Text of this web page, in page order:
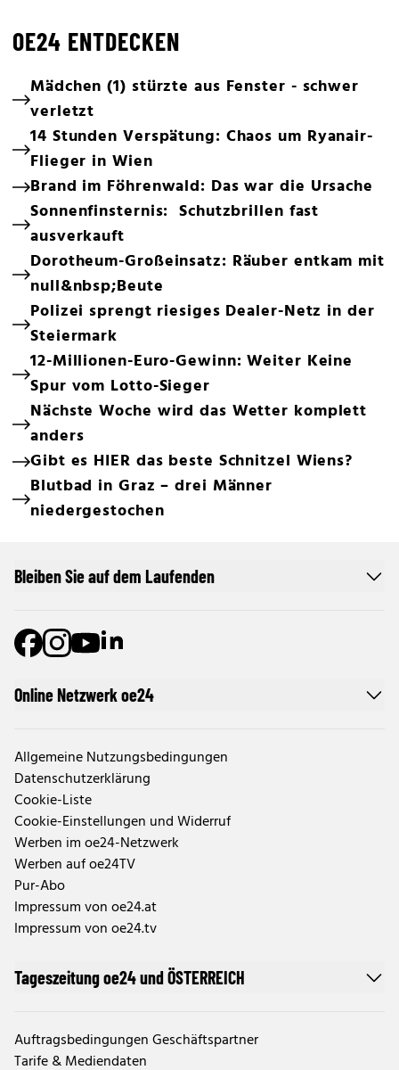
OE24 ENTDECKEN
Mädchen (1) stürzte aus Fenster - schwer
verletzt
14 Stunden Verspätung: Chaos um Ryanair-
Flieger in Wien
Brand im Föhrenwald: Das war die Ursache
Sonnenfinsternis: Schutzbrillen fast
ausverkauft
Dorotheum-Großeinsatz: Räuber entkam mit
null&nbsp;Beute
Polizei sprengt riesiges Dealer-Netz in der
Steiermark
12-Millionen-Euro-Gewinn: Weiter Keine
Spur vom Lotto-Sieger
Nächste Woche wird das Wetter komplett
anders
Gibt es HIER das beste Schnitzel Wiens?
Blutbad in Graz – drei Männer
niedergestochen
Online Netzwerk oe24
Allgemeine Nutzungsbedingungen
Datenschutzerklärung
Cookie-Liste
Cookie-Einstellungen und Widerruf
Werben im oe24-Netzwerk
Werben auf oe24TV
Pur-Abo
Impressum von oe24.at
Impressum von oe24.tv
Tageszeitung oe24 und ÖSTERREICH
Auftragsbedingungen Geschäftspartner
Tarife & Mediendaten
Bleiben Sie auf dem Laufenden